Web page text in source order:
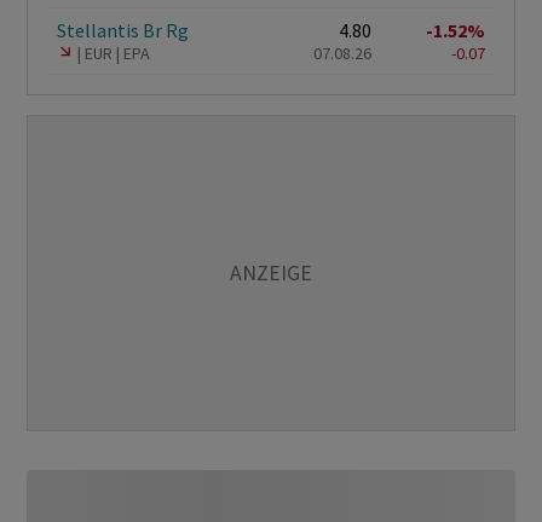
Stellantis Br Rg
EUR EPA
4.80
07.08.26
-1.52%
-0.07